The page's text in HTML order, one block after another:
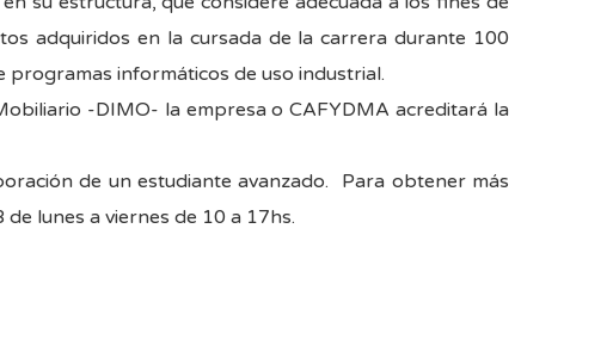
adquiridos en la cursada de la carrera durante 100
programas informáticos de uso industrial.
-DIMO- la empresa o CAFYDMA acreditará la
de un estudiante avanzado. Para obtener más
lunes a viernes de 10 a 17hs.